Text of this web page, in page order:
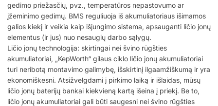
gedimo priežasčių, pvz., temperatūros nepastovumo ar
įžeminimo gedimų. BMS reguliuoja iš akumuliatoriaus išimamos
galios kiekį ir veikia kaip išjungimo sistema, apsauganti ličio jonų
elementus (ir jus) nuo nesaugių darbo sąlygų.
Ličio jonų technologija: skirtingai nei švino rūgšties
akumuliatoriai, „KepWorth“ gilaus ciklo ličio jonų akumuliatoriai
turi neribotą montavimo galimybę, išskirtinį ilgaamžiškumą ir yra
ekonomiškesni. Atsižvelgdami į pirkimo laiką ir išlaidas, mūsų
ličio jonų baterijų bankai kiekvieną kartą išeina į priekį. Be to,
ličio jonų akumuliatoriai gali būti saugesni nei švino rūgšties